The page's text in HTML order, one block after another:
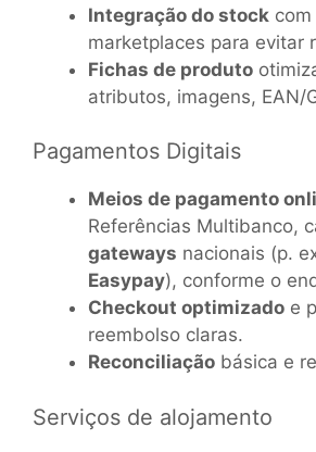
Integração do stock
marketplaces para evitar
Fichas de produto
atributos, imagens, EAN/
Pagamentos Digitais
Meios de pagamento
Referências Multibanco,
gateways nacionais (p.
Easypay), conforme o
Checkout optimizado e
reembolso claras.
Reconciliação básica e
Serviços de alojamento